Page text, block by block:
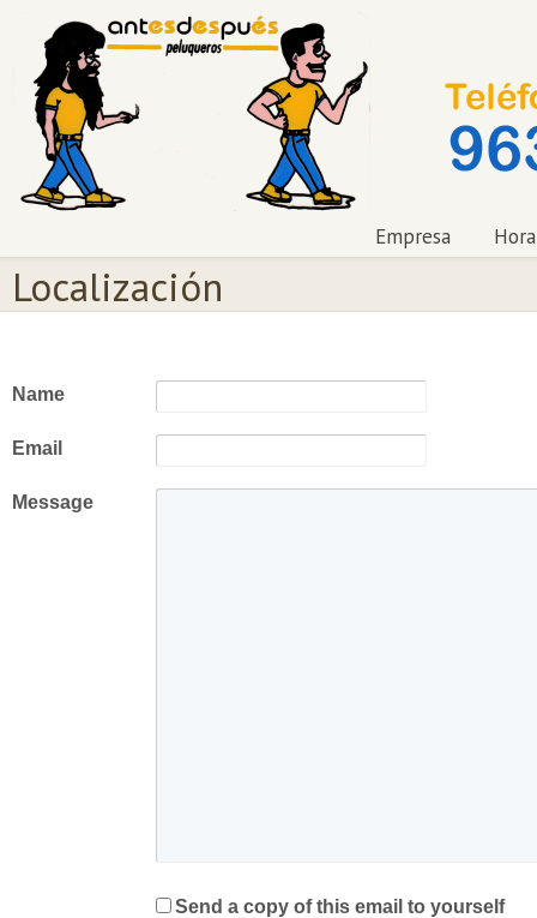
Empresa
Localización
Name
Email
Message
Send a copy of this email to yourself